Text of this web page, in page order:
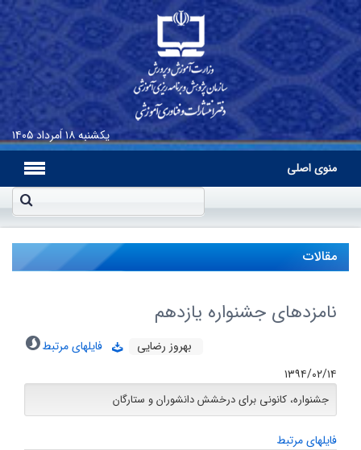
یکشنبه۱۸ اَمرداد ۱۴۰۵
منوی اصلی
مقالات
نامزدهای جشنواره یازدهم
بهروز رضایی
فایلهای مرتبط
۱۳۹۴/۰۲/۱۴
جشنواره، کانونی برای درخشش دانشوران و ستارگان
فایلهای مرتبط